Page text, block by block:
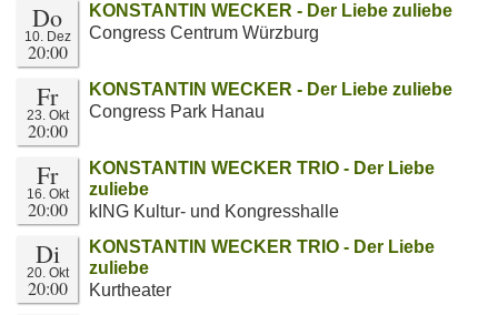
Do
10. Dez
20:00
KONSTANTIN WECKER - Der Liebe zuliebe
Congress Centrum Würzburg
Fr
23. Okt
20:00
KONSTANTIN WECKER - Der Liebe zuliebe
Congress Park Hanau
Fr
16. Okt
20:00
KONSTANTIN WECKER TRIO - Der Liebe
zuliebe
kING Kultur- und Kongresshalle
Di
20. Okt
20:00
KONSTANTIN WECKER TRIO - Der Liebe
zuliebe
Kurtheater